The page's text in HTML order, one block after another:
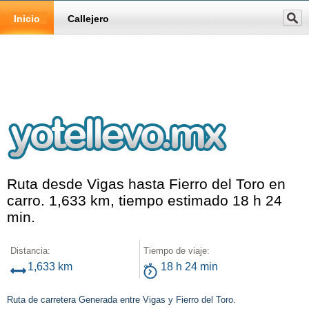
Inicio Callejero
Ruta desde Vigas hasta Fierro del Toro en
carro. 1,633 km, tiempo estimado 18 h 24
min.
Distancia:
1,633 km
Tiempo de viaje:
18 h 24 min
Ruta de carretera Generada entre Vigas y Fierro del Toro.